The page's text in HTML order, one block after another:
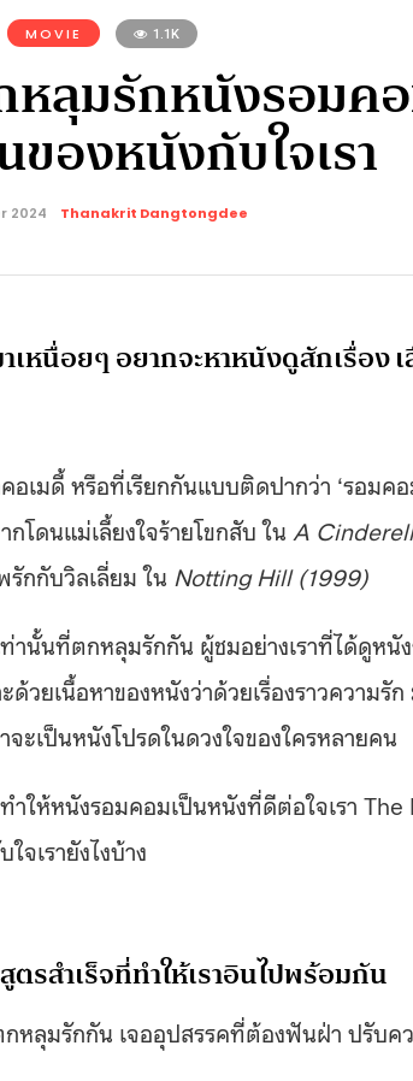
MOVIE 1.1K
หลุมรักหนังรอม
ของหนังกับใจเรา
2024 Thanakrit Dangtongdee
เหนื่อยๆ อยากจะหาหนังดูสักเรื่อง
เมดี้ หรือที่เรียกกันแบบติดปากว่า ‘รอมค
โดนแม่เลี้ยงใจร้ายโขกสับ ใน A
รักกับวิลเลี่ยม ใน Notting Hill (1999)
านั้นที่ตกหลุมรักกัน ผู้ชมอย่างเราที่ได้ดูห
ด้วยเนื้อหาของหนังว่าด้วยเรื่องราวความรั
ะเป็นหนังโปรดในดวงใจของใครหลายคน
ให้หนังรอมคอมเป็นหนังที่ดีต่อใจเรา
จเรายังไงบ้าง
รสำเร็จที่ทำให้เราอินไปพร้อมกัน
กหลุมรักกัน เจออุปสรรคที่ต้องฟันฝ่า ปรับค